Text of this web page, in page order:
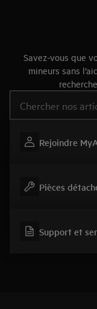
Savez-vous que
mineurs sans
Rejoindre
Pièces
Support et